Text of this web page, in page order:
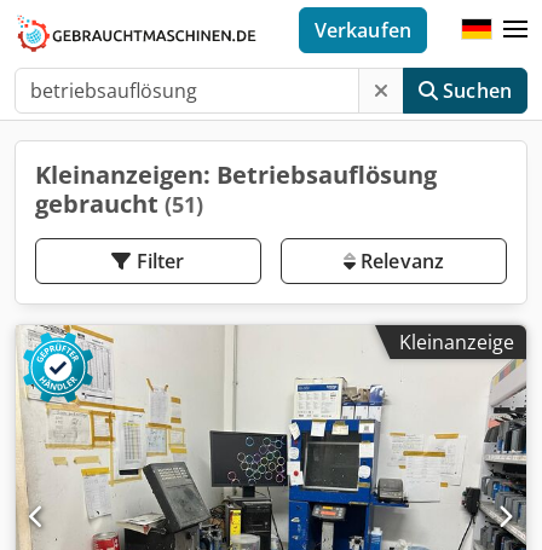
Suchen
Verkaufen
Kleinanzeigen: Betriebsauflösung
gebraucht (51)
Filter Relevanz
Kleinanzeige